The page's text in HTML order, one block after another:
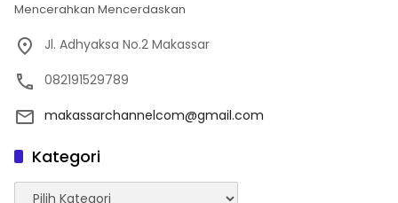
Mencerahkan Mencerdaskan
Jl. Adhyaksa No.2 Makassar
082191529789
makassarchannelcom@gmail.com
Kategori
Kategori